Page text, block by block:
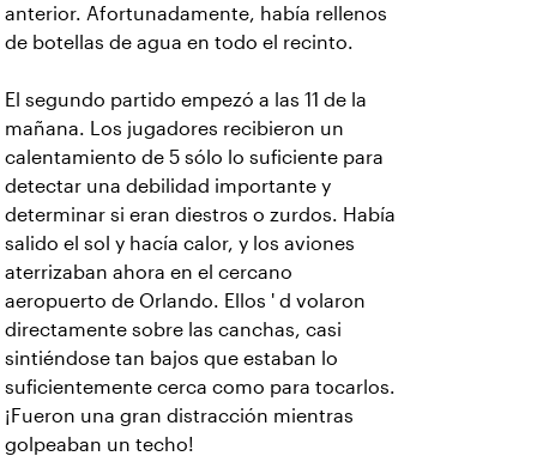
anterior. Afortunadamente, había rellenos
de botellas de agua en todo el recinto.
El segundo partido empezó a las 11 de la
mañana. Los jugadores recibieron un
calentamiento de 5 sólo lo suficiente para
detectar una debilidad importante y
determinar si eran diestros o zurdos. Había
salido el sol y hacía calor, y los aviones
aterrizaban ahora en el cercano
aeropuerto de Orlando. Ellos ' d volaron
directamente sobre las canchas, casi
sintiéndose tan bajos que estaban lo
suficientemente cerca como para tocarlos.
¡Fueron una gran distracción mientras
golpeaban un techo!